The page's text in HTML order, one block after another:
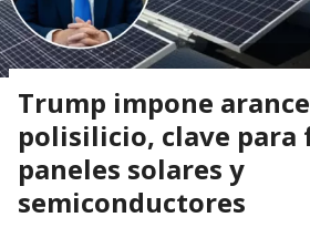
Trump impone
polisilicio, clave para
paneles solares y
semiconductores